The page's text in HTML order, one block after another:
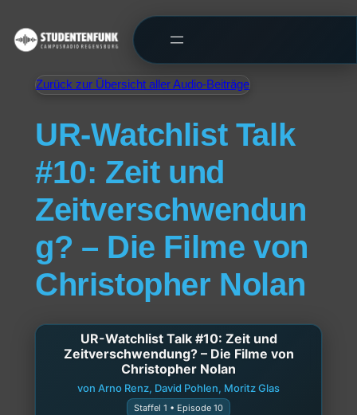
Zurück zur Übersicht aller Audio-Beiträge
UR-Watchlist Talk
#10: Zeit und
Zeitverschwendun
g? – Die Filme von
Christopher Nolan
UR-Watchlist Talk #10: Zeit und
Zeitverschwendung? – Die Filme von
Christopher Nolan
von Arno Renz, David Pohlen, Moritz Glas
Staffel 1 • Episode 10